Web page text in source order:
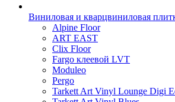
Виниловая и кварцвиниловая
Alpine Floor
ART EAST
Clix Floor
Fargo клеевой LVT
Moduleo
Pergo
Tarkett Art Vinyl Lounge Digi